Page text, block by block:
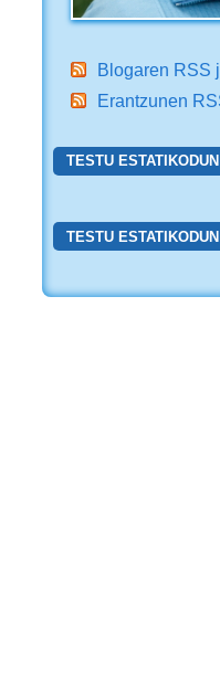
Blogaren RSS
Erantzunen
TESTU
TESTU